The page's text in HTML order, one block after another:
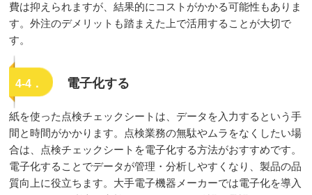
費は抑えられますが、結果的にコストがかかる可能性もありま
す。外注のデメリットも踏まえた上で活用することが大切で
す。
4-4． 電子化する
紙を使った点検チェックシートは、データを入力するという手
間と時間がかかります。点検業務の無駄やムラをなくしたい場
合は、点検チェックシートを電子化する方法がおすすめです。
電子化することでデータが管理・分析しやすくなり、製品の品
質向上に役立ちます。大手電子機器メーカーでは電子化を導入